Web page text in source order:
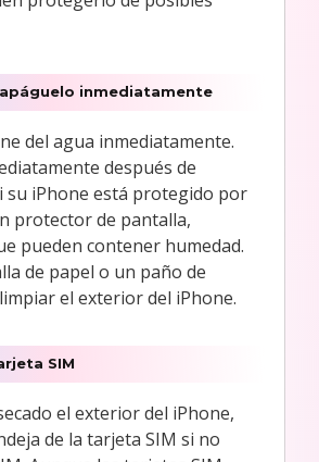
apáguelo inmediatamente
del agua inmediatamente.
después de
su iPhone está protegido por
protector de pantalla,
pueden contener humedad.
de papel o un paño de
el exterior del iPhone.
SIM
el exterior del iPhone,
de la tarjeta SIM si no